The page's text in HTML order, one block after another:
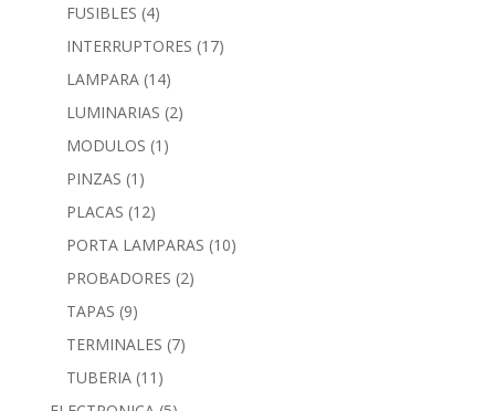
FUSIBLES (4)
INTERRUPTORES (17)
LAMPARA (14)
LUMINARIAS (2)
MODULOS (1)
PINZAS (1)
PLACAS (12)
PORTA LAMPARAS (10)
PROBADORES (2)
TAPAS (9)
TERMINALES (7)
TUBERIA (11)